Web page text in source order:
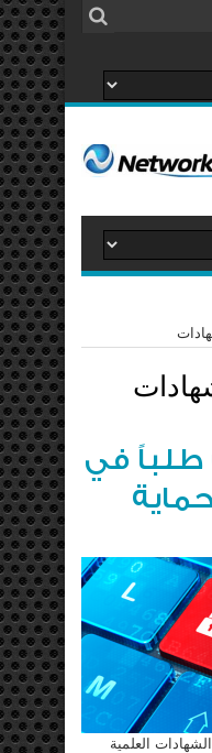
طلباً في
العلمية